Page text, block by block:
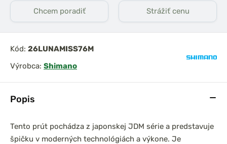
Popis
Tento prút pochádza z japonskej JDM série a predstavuje
špičku v moderných technológiách a výkone. Je
Chcem poradiť Strážiť cenu
Kód: 26LUNAMISS76M
Výrobca: Shimano